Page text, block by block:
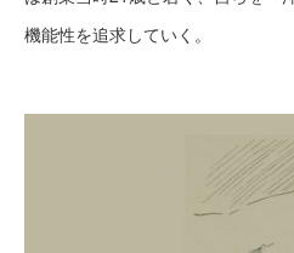
機能性を追求していく。